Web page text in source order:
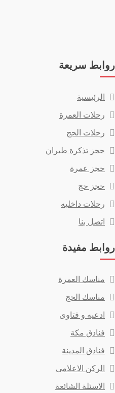
روابط سريعة
الرئيسية
رحلات العمرة
رحلات الحج
حجز تذكرة طيران
حجز عمرة
حجز حج
رحلات داخليه
اتصل بنا
روابط مفيدة
مناسك العمرة
مناسك الحج
ادعيه و فتاوى
فنادق مكة
فنادق المدينة
الركن الاعلامى
الاسئلة الشائعة